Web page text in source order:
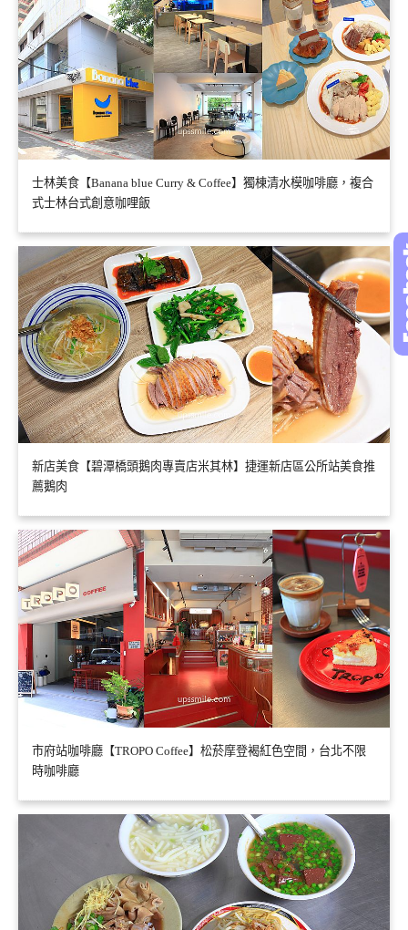
士林美食【Banana blue Curry & Coffee】獨棟清水模咖啡廳，複合
式士林台式創意咖哩飯
新店美食【碧潭橋頭鵝肉專賣店米其林】捷運新店區公所站美食推
薦鵝肉
市府站咖啡廳【TROPO Coffee】松菸摩登褐紅色空間，台北不限
時咖啡廳